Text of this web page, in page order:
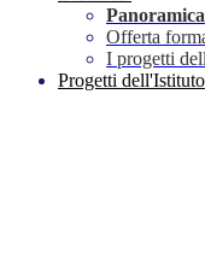
Panoramica
Offerta
I progetti
Progetti dell'Istituto